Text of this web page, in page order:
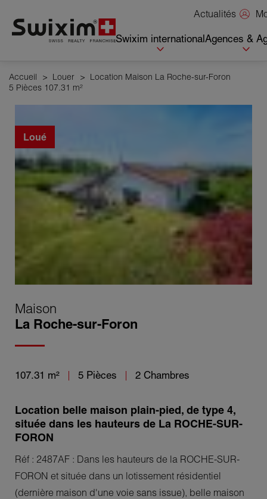
Actualités
Swixim internationalAgences &
Accueil > Louer > Location Maison La Roche-sur-Foron
5 Pièces 107.31 m²
Loué
Maison
La Roche-sur-Foron
107.31 m² 5 Pièces 2 Chambres
Location belle maison plain-pied, de type 4,
située dans les hauteurs de La ROCHE-SUR-
FORON
Réf : 2487AF : Dans les hauteurs de la ROCHE-SUR-
FORON et située dans un lotissement résidentiel
(dernière maison d'une voie sans issue), belle maison